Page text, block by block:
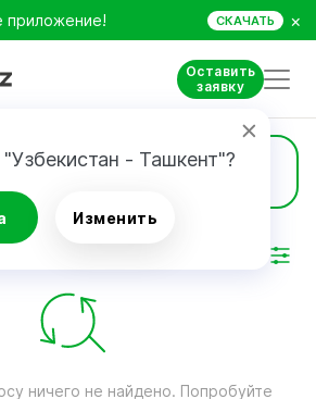
приложение! СКАЧАТЬ ×
Оставить
заявку
- Ташкент"?
Изменить
ТО1
ничего не найдено. Попробуйте